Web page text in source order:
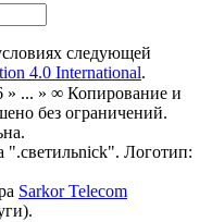
следующей
4.0 International.
» ... » ∞ Копирование и
без ограничений.
".светильnick". Логотип:
Sarkor Telecom